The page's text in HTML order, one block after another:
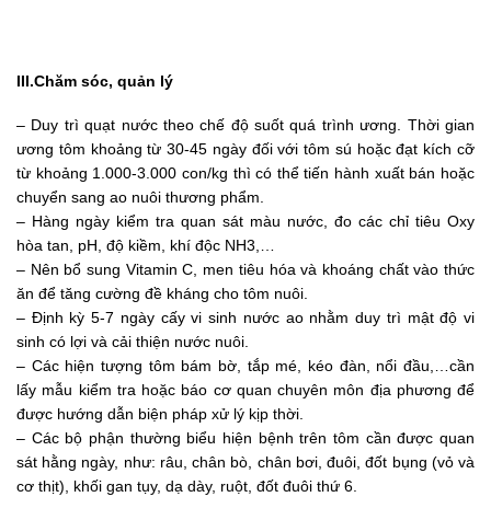
III.Chăm sóc, quản lý
– Duy trì quạt nước theo chế độ suốt quá trình ương. Thời gian
ương tôm khoảng từ 30-45 ngày đối với tôm sú hoặc đạt kích cỡ
từ khoảng 1.000-3.000 con/kg thì có thể tiến hành xuất bán hoặc
chuyển sang ao nuôi thương phẩm.
– Hàng ngày kiểm tra quan sát màu nước, đo các chỉ tiêu Oxy
hòa tan, pH, độ kiềm, khí độc NH3,…
– Nên bổ sung Vitamin C, men tiêu hóa và khoáng chất vào thức
ăn để tăng cường đề kháng cho tôm nuôi.
– Định kỳ 5-7 ngày cấy vi sinh nước ao nhằm duy trì mật độ vi
sinh có lợi và cải thiện nước nuôi.
– Các hiện tượng tôm bám bờ, tắp mé, kéo đàn, nổi đầu,…cần
lấy mẫu kiểm tra hoặc báo cơ quan chuyên môn địa phương để
được hướng dẫn biện pháp xử lý kịp thời.
– Các bộ phận thường biểu hiện bệnh trên tôm cần được quan
sát hằng ngày, như: râu, chân bò, chân bơi, đuôi, đốt bụng (vỏ và
cơ thịt), khối gan tụy, dạ dày, ruột, đốt đuôi thứ 6.